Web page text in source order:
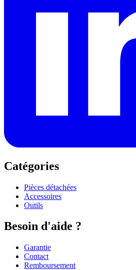
Catégories
Pièces détachées
Accessoires
Outils
Besoin d'aide ?
Garantie
Contact
Remboursement